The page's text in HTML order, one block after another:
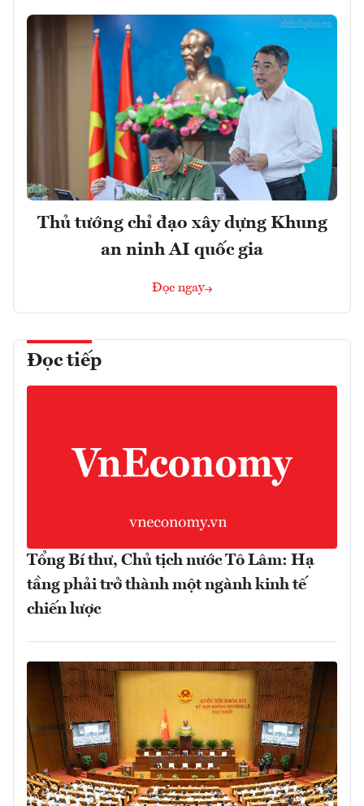
Thủ tướng chỉ đạo xây dựng Khung
an ninh AI quốc gia
Đọc ngay
Đọc tiếp
Tổng Bí thư, Chủ tịch nước Tô Lâm: Hạ
tầng phải trở thành một ngành kinh tế
chiến lược